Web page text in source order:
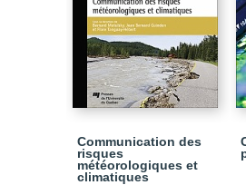
Communication des
risques
météorologiques et
climatiques